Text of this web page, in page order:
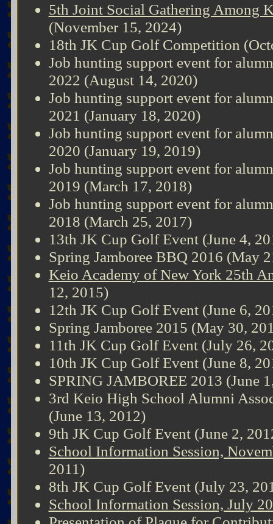
5th Joint Social Gathering Among
(November 15, 2024)
18th JK Cup Golf Competition
Job hunting support event for
2022 (August 14, 2020)
Job hunting support event for
2021 (January 18, 2020)
Job hunting support event for
2020 (January 19, 2019)
Job hunting support event for
2019 (March 17, 2018)
Job hunting support event for
2018 (March 25, 2017)
13th JK Cup Golf Event (June 4,
Spring Jamboree BBQ 2016 (May
Keio Academy of New York 25th
12, 2015)
12th JK Cup Golf Event (June 6,
Spring Jamboree 2015 (May 30,
11th JK Cup Golf Event (July 26,
10th JK Cup Golf Event (June 8,
SPRING JAMBOREE 2013 (June
3rd Keio High School Alumni
(June 13, 2012)
9th JK Cup Golf Event (June 2,
School Information Session,
2011)
8th JK Cup Golf Event (July 23,
School Information Session, July